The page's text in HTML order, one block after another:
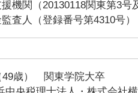
機関（20130118関東第3号
査人（登録番号第4310号）
49歳） 関東学院大卒